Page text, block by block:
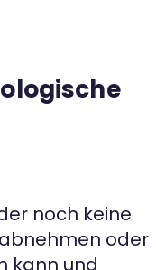
noch keine
oder
kann und